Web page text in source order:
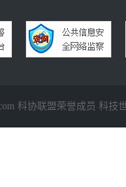
科协联盟荣誉成员 科